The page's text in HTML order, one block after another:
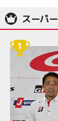
スーパ